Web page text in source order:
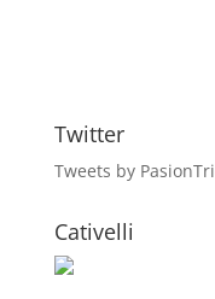
Twitter
Tweets by
Cativelli